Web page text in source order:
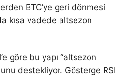
BTC’ye geri dönmesi
kısa vadede altsezon
göre bu yapı “altsezon
destekliyor. Gösterge RSI